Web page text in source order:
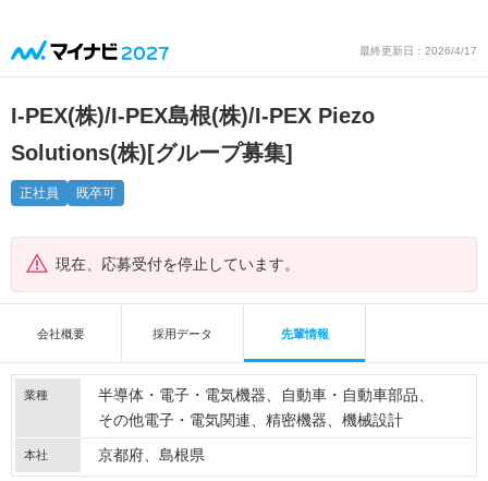
最終更新日：2026/4/17
I-PEX(株)/I-PEX島根(株)/I-PEX Piezo
Solutions(株)[グループ募集]
正社員 既卒可
現在、応募受付を停止しています。
会社概要 採用データ 先輩情報
業種 半導体・電子・電気機器
自動車・自動車部品
その他電子・電気関連
精密機器 機械設計
本社 京都府、島根県